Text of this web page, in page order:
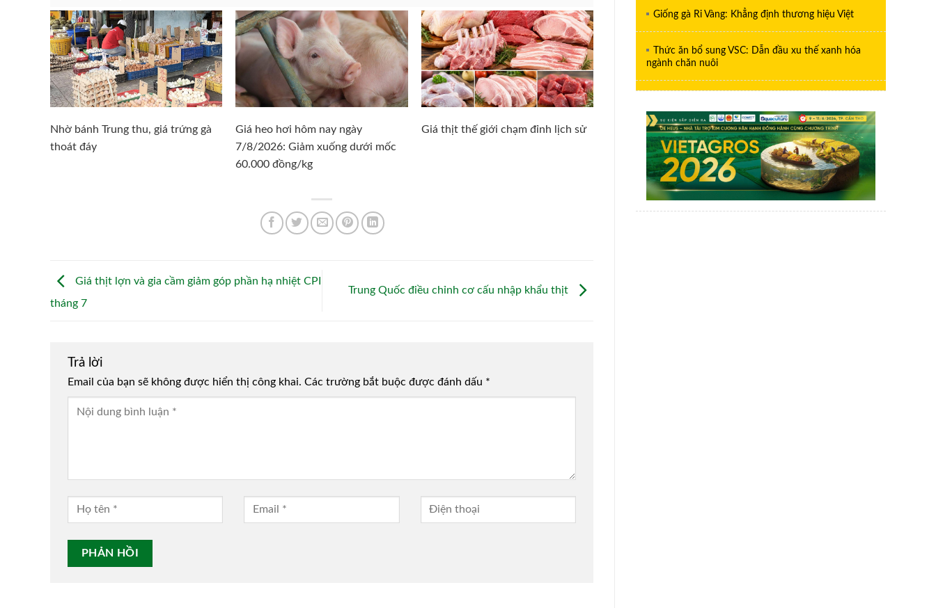
Nhờ bánh Trung thu, giá trứng gà
thoát đáy
Giá heo hơi hôm nay ngày
7/8/2026: Giảm xuống dưới mốc
60.000 đồng/kg
Giá thịt thế giới chạm đỉnh lịch sử
Giá thịt lợn và gia cầm giảm góp phần hạ nhiệt CPI
tháng 7
Trung Quốc điều chỉnh cơ cấu nhập khẩu thịt
Trả lời
Email của bạn sẽ không được hiển thị công khai. Các trường bắt buộc được đánh dấu *
Alternative:
Giống gà Ri Vàng: Khẳng định thương hiệu Việt
Thức ăn bổ sung VSC: Dẫn đầu xu thế xanh hóa
ngành chăn nuôi